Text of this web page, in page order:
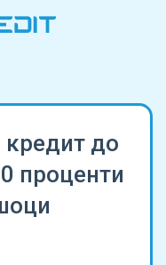
кредит до
проценти